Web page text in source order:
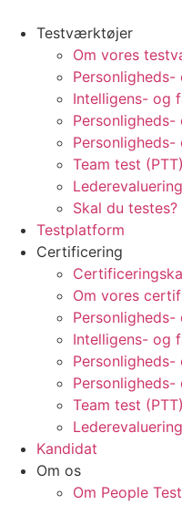
Testværktøjer
Om vores
Intelligens- og
Team test (PTT)
Skal du testes?
Testplatform
Certificering
Om vores
Intelligens- og
Team test (PTT)
Kandidat
Om os
Om People